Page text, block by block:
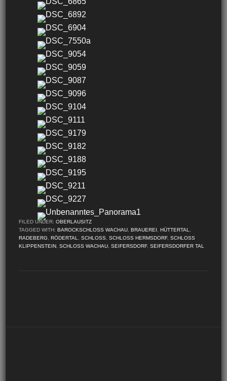
FILED UNDER:OBERLAUSITZ
TAGGED WITH:BAROCKSCHLOSS WACHAU ,BRAUEREI ,HÜTTERTAL
RADEBERG
,RÖDERTAL ,SCHLOSS ,SCHLOSS HERMSDORF,SCHLOSS
KLIPPENSTEIN ,SCHLOSS WACHAU ,SEIFERSDORF,SEIFERSDORFER TAL